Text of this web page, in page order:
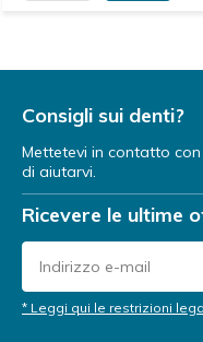
Consigli sui denti?
Mettetevi in contatto
di aiutarvi.
Ricevere le ultime
* Leggi qui le restrizioni